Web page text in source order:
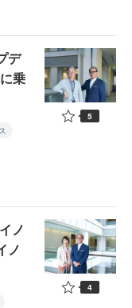
デ
乗
5
ノ
ノ
4